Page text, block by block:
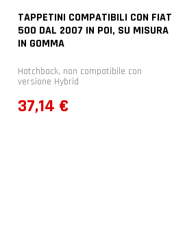
TAPPETINI COMPATIBILI CON FIAT
500 DAL 2007 IN POI, SU MISURA
IN GOMMA
Hatchback, non compatibile con
versione Hybrid
Prezzo
37,14 €